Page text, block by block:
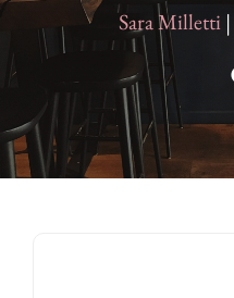
Sara Milletti |